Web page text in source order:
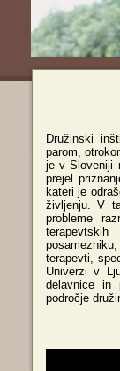
Družinski
parom,
je v Sloveniji
prejel
kateri je
življenju. V
probleme
terapevti,
Univerzi v
delavnice in
področje